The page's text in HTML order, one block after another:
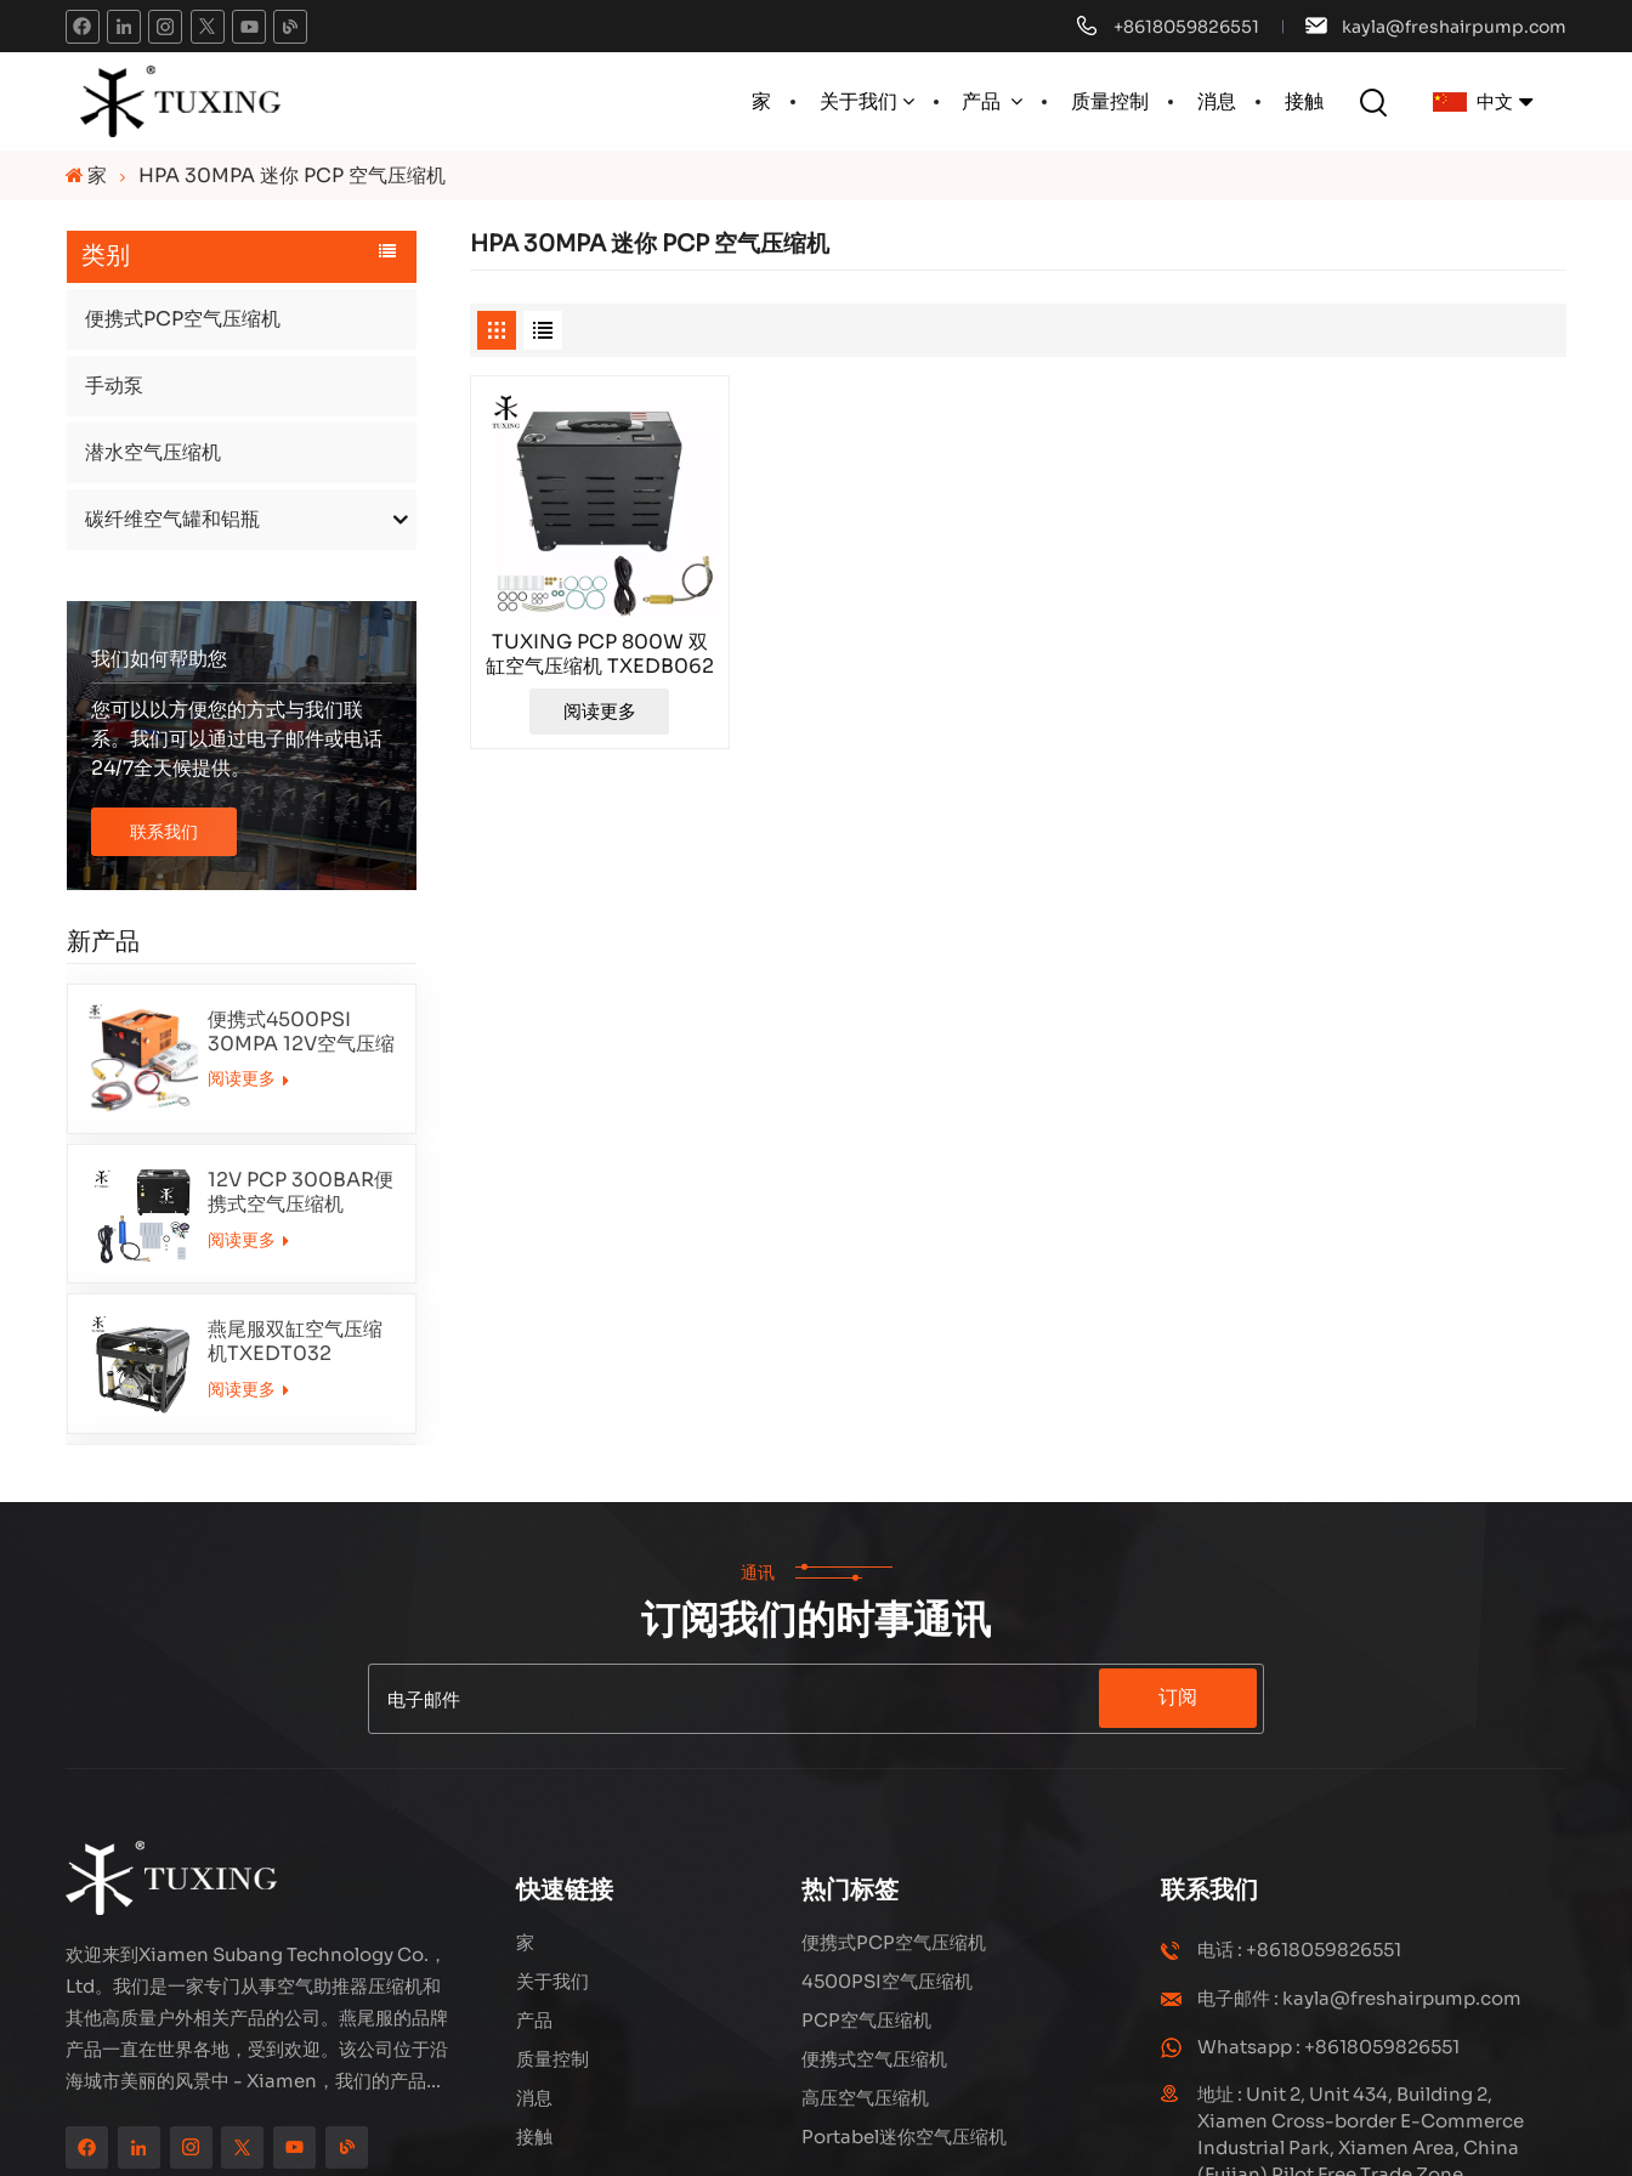
+8618059826551 kayla@freshairpump.com
家 关于我们 产品 质量控制 消息 接触 中文
家 HPA 30MPA 迷你 PCP 空气压缩机
类别
便携式PCP空气压缩机
手动泵
潜水空气压缩机
碳纤维空气罐和铝瓶
我们如何帮助您
您可以以方便您的方式与我们联
系。我们可以通过电子邮件或电话
24/7全天候提供。
联系我们
新产品
便携式4500PSI
30MPA 12V空气压缩
机
阅读更多
12V PCP 300BAR便
携式空气压缩机
TXET062-1
阅读更多
燕尾服双缸空气压缩
机TXEDT032
阅读更多
缩机自动清除
TUXING PCP
800W 双缸空气压缩
机 TXEDB062
阅读更多
Green 800W
Double Cylinder
阅读更多
HPA 30MPA 迷你 PCP 空气压缩机
TUXING PCP 800W 双
缸空气压缩机 TXEDB062
阅读更多
通讯
订阅我们的时事通讯
订阅
欢迎来到Xiamen Subang Technology Co.，
Ltd。我们是一家专门从事空气助推器压缩机和
其他高质量户外相关产品的公司。燕尾服的品牌
产品一直在世界各地，受到欢迎。该公司位于沿
海城市美丽的风景中 - Xiamen，我们的产品已
地区赢得了广泛的国际声誉。 Subang
快速链接
家
关于我们
产品
质量控制
消息
接触
热门标签
便携式PCP空气压缩机
4500PSI空气压缩机
PCP空气压缩机
便携式空气压缩机
高压空气压缩机
Portabel迷你空气压缩机
联系我们
电话 : +8618059826551
电子邮件 : kayla@freshairpump.com
Whatsapp : +8618059826551
地址 : Unit 2, Unit 434, Building 2,
Xiamen Cross-border E-Commerce
Industrial Park, Xiamen Area, China